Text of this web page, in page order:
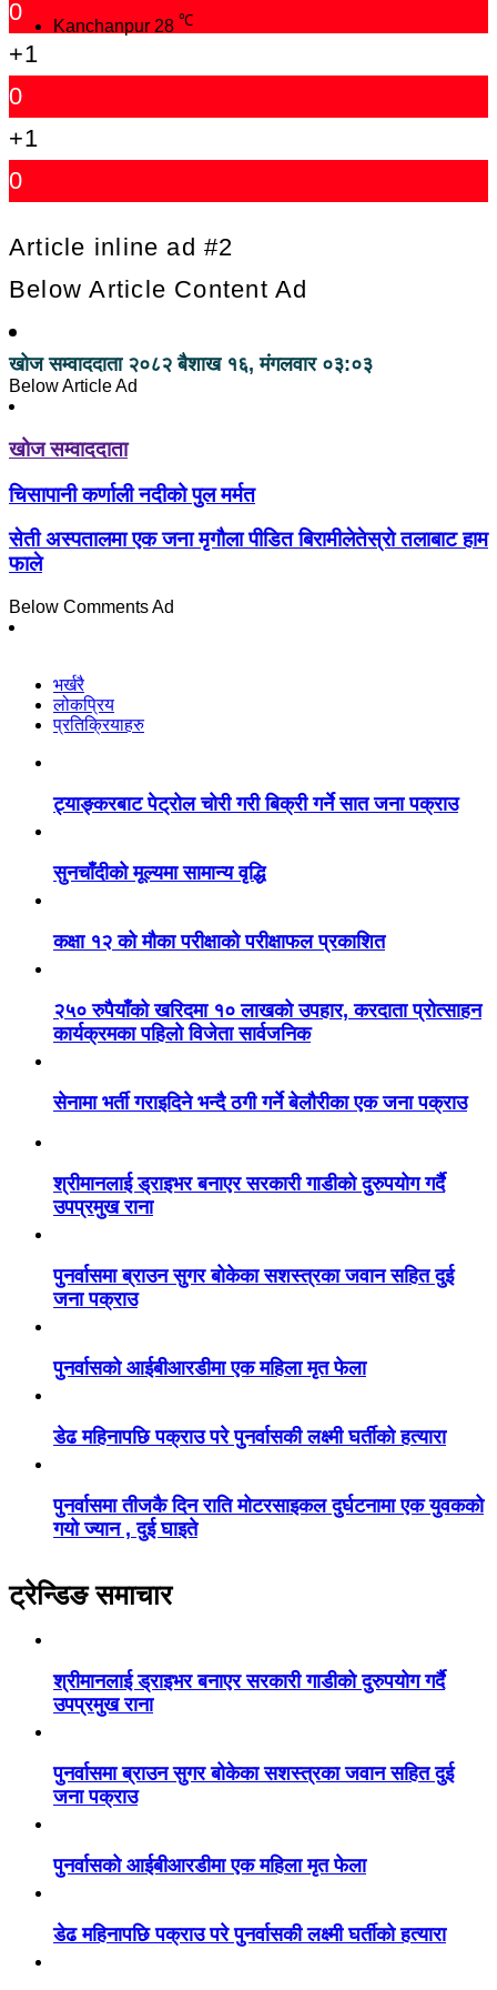
Kanchanpur 28 ℃
0
+1
0
+1
0
Article inline ad #2
Below Article Content Ad
खोज सम्वाददाता २०८२ बैशाख १६, मंगलवार ०३:०३
Below Article Ad
खोज सम्वाददाता
चिसापानी कर्णाली नदीको पुल मर्मत
सेती अस्पतालमा एक जना मृगौला पीडित बिरामीलेतेस्रो तलाबाट हाम
फाले
Below Comments Ad
भर्खरै
लोकप्रिय
प्रतिक्रियाहरु
ट्याङ्करबाट पेट्रोल चोरी गरी बिक्री गर्ने सात जना पक्राउ
सुनचाँदीको मूल्यमा सामान्य वृद्धि
कक्षा १२ को मौका परीक्षाको परीक्षाफल प्रकाशित
२५० रुपैयाँको खरिदमा १० लाखको उपहार, करदाता प्रोत्साहन
कार्यक्रमका पहिलो विजेता सार्वजनिक
सेनामा भर्ती गराइदिने भन्दै ठगी गर्ने बेलौरीका एक जना पक्राउ
श्रीमानलाई ड्राइभर बनाएर सरकारी गाडीको दुरुपयोग गर्दै
उपप्रमुख राना
पुनर्वासमा ब्राउन सुगर बोकेका सशस्त्रका जवान सहित दुई
जना पक्राउ
पुनर्वासको आईबीआरडीमा एक महिला मृत फेला
डेढ महिनापछि पक्राउ परे पुनर्वासकी लक्ष्मी घर्तीको हत्यारा
पुनर्वासमा तीजकै दिन राति मोटरसाइकल दुर्घटनामा एक युवकको
गयो ज्यान , दुई घाइते
ट्रेन्डिङ समाचार
श्रीमानलाई ड्राइभर बनाएर सरकारी गाडीको दुरुपयोग गर्दै
उपप्रमुख राना
पुनर्वासमा ब्राउन सुगर बोकेका सशस्त्रका जवान सहित दुई
जना पक्राउ
पुनर्वासको आईबीआरडीमा एक महिला मृत फेला
डेढ महिनापछि पक्राउ परे पुनर्वासकी लक्ष्मी घर्तीको हत्यारा